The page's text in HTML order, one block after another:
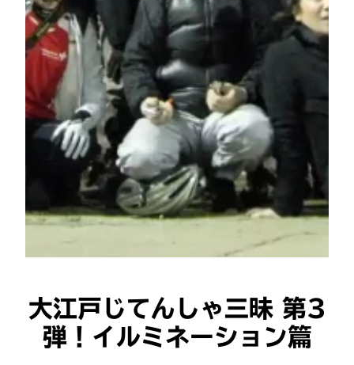
大江戸じてんしゃ三昧 第3
弾！イルミネーション篇